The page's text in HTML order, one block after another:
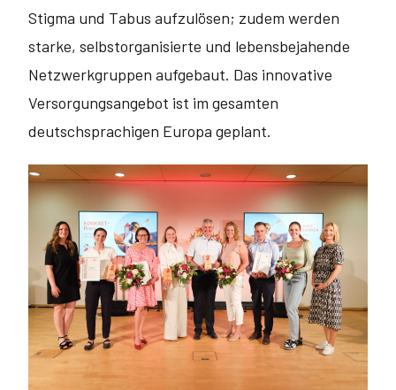
Stigma und Tabus aufzulösen; zudem werden
starke, selbstorgani­sierte und lebensbejahende
Netzwerkgruppen aufgebaut. Das innovative
Versor­gungsangebot ist im gesamten
deutschsprachigen Europa geplant.